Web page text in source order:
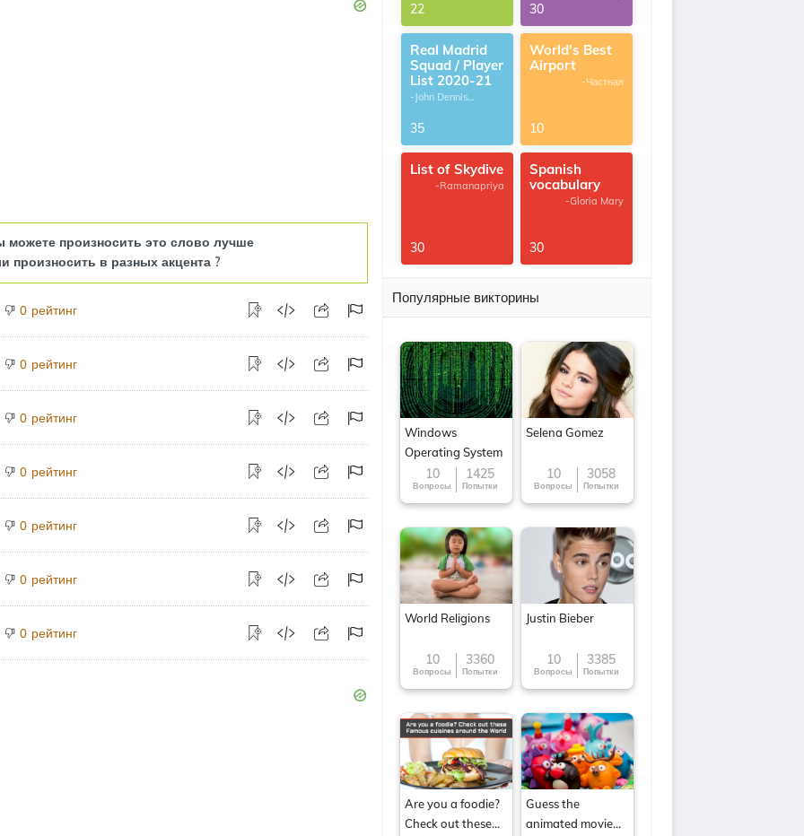
можете произносить это слово лучше
произносить в разных акцента ?
0 рейтинг
0 рейтинг
0 рейтинг
0 рейтинг
0 рейтинг
0 рейтинг
0 рейтинг
22 30
Real Madrid
Squad / Player
List 2020-21
-John Dennis
35
World's Best
Airport
-Частная
10
List of Skydive
-Ramanapriya
30
Spanish
vocabulary
-Gloria Mary
30
Популярные викторины
Windows
Operating System
10
Вопросы
1425
Попытки
Selena Gomez
10
Вопросы
3058
Попытки
World Religions
10
Вопросы
3360
Попытки
Justin Bieber
10
Вопросы
3385
Попытки
Are you a foodie?
Check out these
Guess the
animated movie